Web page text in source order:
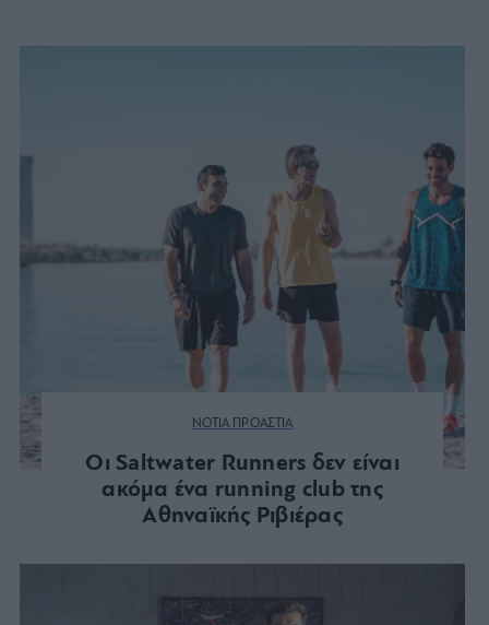
ΝΟΤΙΑ ΠΡΟΑΣΤΙΑ
Οι Saltwater Runners δεν είναι
ακόμα ένα running club της
Αθηναϊκής Ριβιέρας